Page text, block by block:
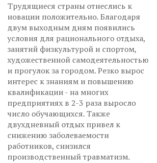
Трудящиеся страны отнеслись к
новации положительно. Благодаря
двум выходным дням появились
условия для рационального отдыха,
занятий физкультурой и спортом,
художественной самодеятельностью
и прогулок за городом. Резко вырос
интерес к знаниям и повышению
квалификации - на многих
предприятиях в 2-3 раза выросло
число обучающихся. Также
двухдневный отдых привел к
снижению заболеваемости
работников, снизился
производственный травматизм.